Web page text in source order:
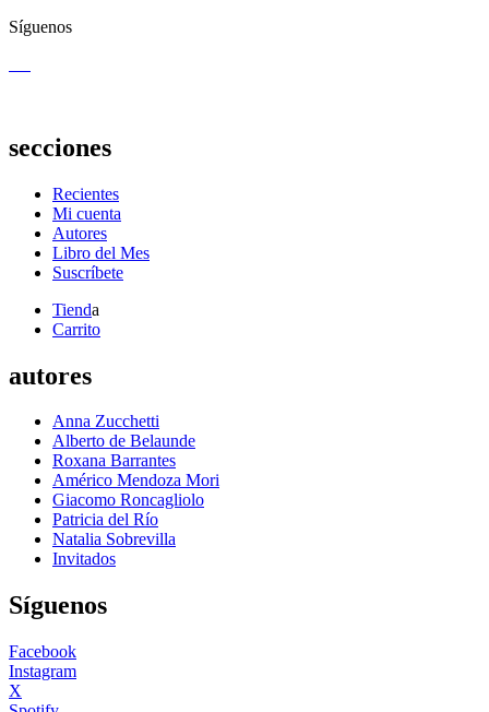
Síguenos
secciones
Recientes
Mi cuenta
Autores
Libro del Mes
Suscríbete
Tienda
Carrito
autores
Anna Zucchetti
Alberto de Belaunde
Roxana Barrantes
Américo Mendoza Mori
Giacomo Roncagliolo
Patricia del Río
Natalia Sobrevilla
Invitados
Síguenos
Facebook
Instagram
X